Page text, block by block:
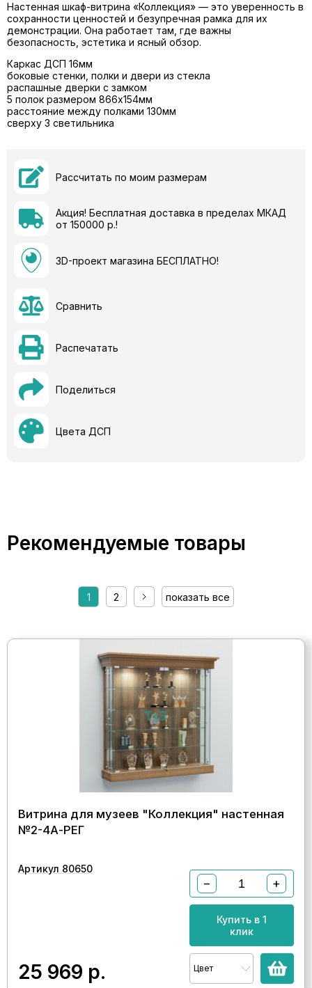
Настенная шкаф-витрина «Коллекция» — это уверенность в
сохранности ценностей и безупречная рамка для их
демонстрации. Она работает там, где важны
безопасность, эстетика и ясный обзор.
Каркас ДСП 16мм
боковые стенки, полки и двери из стекла
распашные дверки с замком
5 полок размером 866х154мм
расстояние между полками 130мм
сверху 3 светильника
Рассчитать по моим размерам
Акция! Бесплатная доставка в пределах МКАД
от 150000 р.!
3D-проект магазина БЕСПЛАТНО!
Сравнить
Распечатать
Поделиться
Цвета ДСП
Рекомендуемые товары
1 2 показать все
Витрина для музеев "Коллекция" настенная
№2-4А-РЕГ
Артикул 80650
25 969 р.
− +
Купить в 1
клик
Цвет